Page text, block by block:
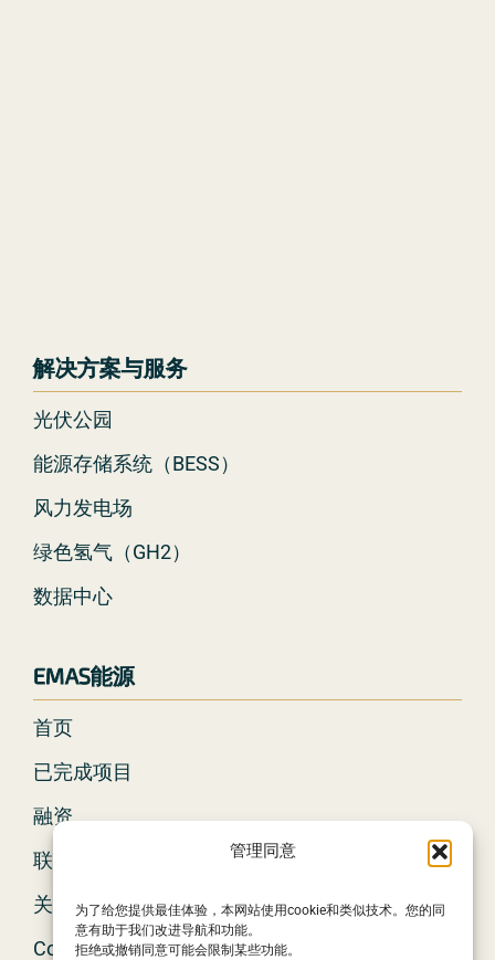
管理同意
为了给您提供最佳体验，本网站使用cookie和类似技术。您的同
意有助于我们改进导航和功能。
拒绝或撤销同意可能会限制某些功能。
解决方案与服务
光伏公园
能源存储系统（BESS）
风力发电场
绿色氢气（GH2）
数据中心
EMAS能源
首页
已完成项目
融资
联系
关于我们
Cookie政策